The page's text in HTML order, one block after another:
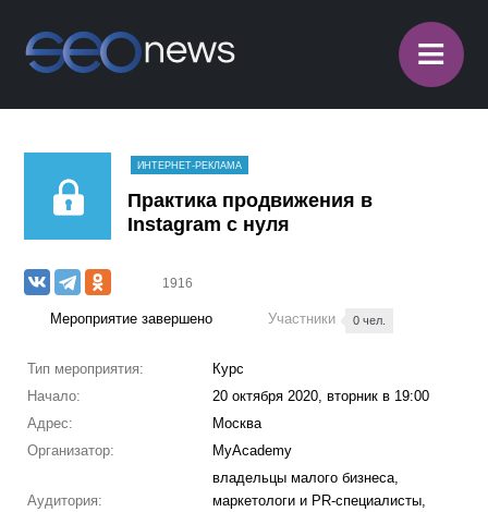
≡
ИНТЕРНЕТ-РЕКЛАМА
Практика продвижения в
Instagram с нуля
1916
Мероприятие завершено Участники 0 чел.
Тип мероприятия:
Курс
Начало:
20 октября 2020, вторник в 19:00
Адрес:
Москва
Организатор:
MyAcademy
Аудитория:
владельцы малого бизнеса,
маркетологи и PR-специалисты,